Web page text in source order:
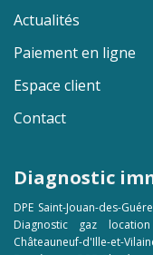
Actualités
Paiement en ligne
Espace client
Contact
Diagnostic
DPE Saint-Jouan-des-
Diagnostic gaz location
Châteauneuf-d'Ille-et-